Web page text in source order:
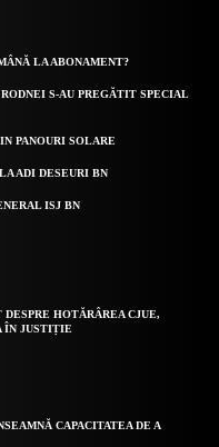
LA ABONAMENT?
S-AU PREGĂTIT SPECIAL
PANOURI SOLARE
ADI DESEURI BN
ISJ BN
HOTĂRÂREA CJUE,
ÎN JUSTIȚIE
CAPACITATEA DE A